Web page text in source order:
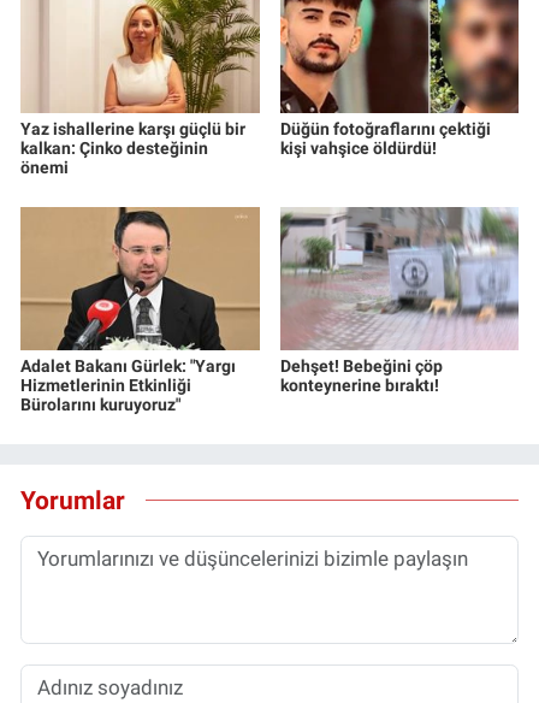
Yaz ishallerine karşı güçlü bir
kalkan: Çinko desteğinin
önemi
Düğün fotoğraflarını çektiği
kişi vahşice öldürdü!
Adalet Bakanı Gürlek: "Yargı
Hizmetlerinin Etkinliği
Bürolarını kuruyoruz"
Dehşet! Bebeğini çöp
konteynerine bıraktı!
Yorumlar